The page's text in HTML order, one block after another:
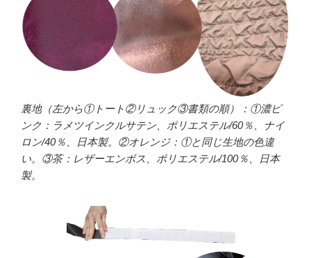
裏地（左から①トート②リュック③書類の順）：①濃ピ
ンク：ラメツインクルサテン、ポリエステル/60％、ナイ
ロン/40％、日本製。②オレンジ：①と同じ生地の色違
い。③茶：レザーエンボス、ポリエステル/100％、日本
製。